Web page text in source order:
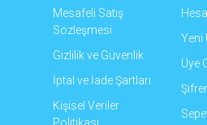
Mesafeli Satış
Sözleşmesi
Gizlilik ve Güvenlik
İptal ve İade Şartları
Kişisel Veriler
Yeni
Üye